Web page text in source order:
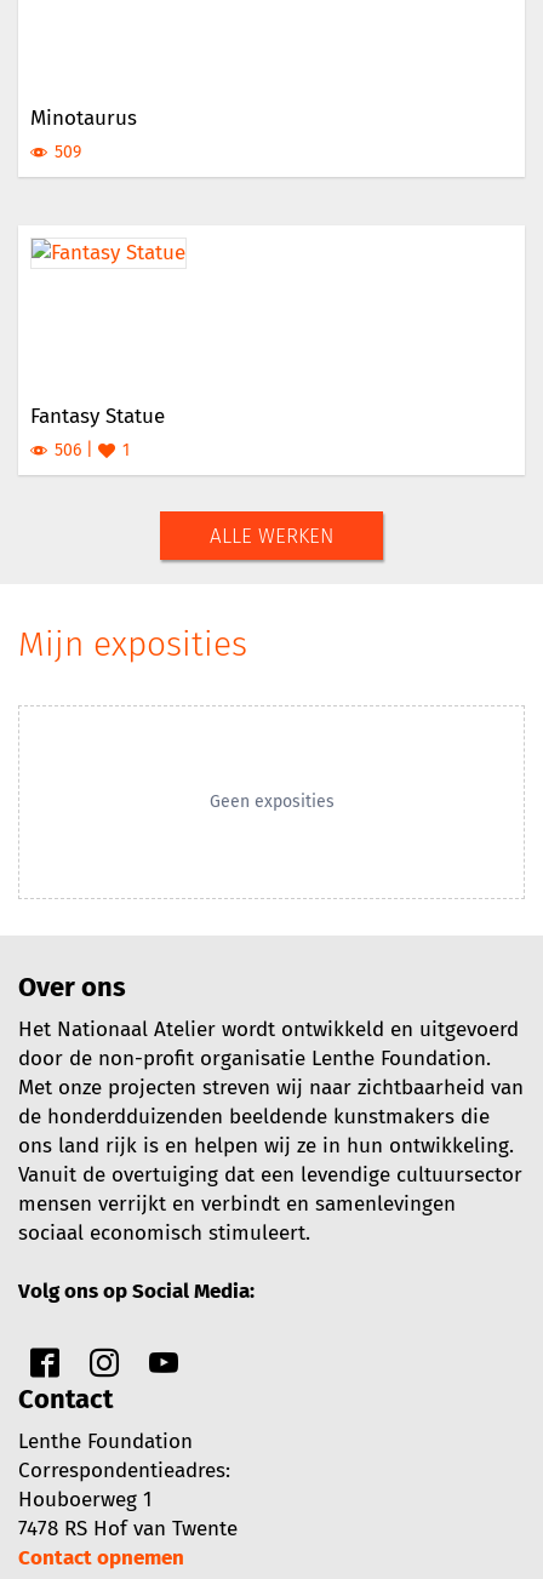
Minotaurus
509
Fantasy Statue
506 1
ALLE WERKEN
Mijn exposities
Geen exposities
Over ons
Het Nationaal Atelier wordt ontwikkeld en uitgevoerd
door de non-profit organisatie Lenthe Foundation.
Met onze projecten streven wij naar zichtbaarheid van
de honderdduizenden beeldende kunstmakers die
ons land rijk is en helpen wij ze in hun ontwikkeling.
Vanuit de overtuiging dat een levendige cultuursector
mensen verrijkt en verbindt en samenlevingen
sociaal economisch stimuleert.
Volg ons op Social Media:
Contact
Lenthe Foundation
Correspondentieadres:
Houboerweg 1
7478 RS Hof van Twente
Contact opnemen